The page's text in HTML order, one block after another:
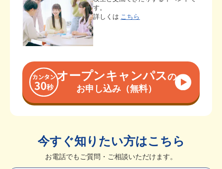
す。
詳しくは こちら
オープンキャンパスの
お申し込み（無料）
今すぐ知りたい方はこちら
お電話でもご質問・ご相談いただけます。